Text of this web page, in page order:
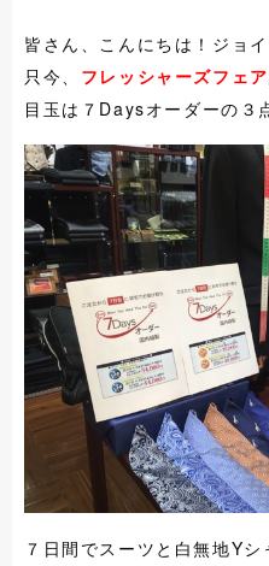
皆さん、こんにちは！ジョイ
只今、 フレッシャーズフェア
目玉は７Daysオーダーの３
７日間でスーツと白無地Yシ